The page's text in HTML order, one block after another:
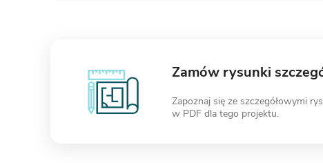
Zamów rysunki
Zapoznaj się ze szczegółowymi
w PDF dla tego projektu.